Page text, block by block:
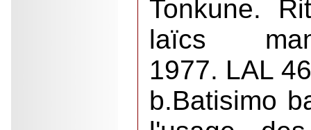
Tonkune.
laïcs
1977. LAL
b.Batisimo